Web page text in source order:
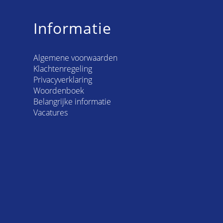
Informatie
Algemene voorwaarden
Klachtenregeling
Privacyverklaring
Woordenboek
Belangrijke informatie
Vacatures